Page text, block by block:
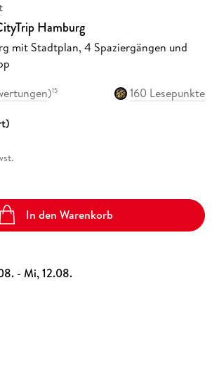
Hamburg
mit Stadtplan, 4 Spaziergängen und
)15
160 Lesepunkte
In den Warenkorb
- Mi, 12.08.